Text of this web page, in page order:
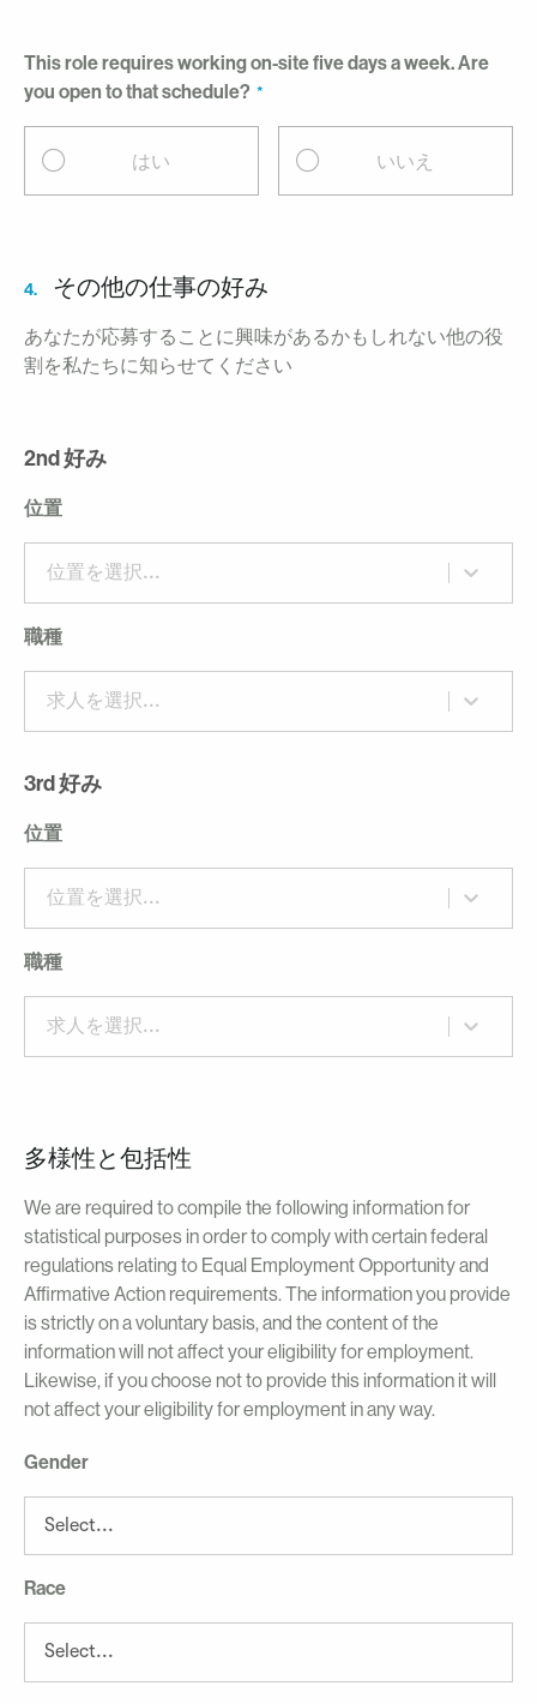
This role requires working on-site five days a week. Are
you open to that schedule?
はい いいえ
4. その他の仕事の好み
あなたが応募することに興味があるかもしれない他の役
割を私たちに知らせてください
2nd 好み
位置
位置を選択...
職種
求人を選択...
3rd 好み
位置
位置を選択...
職種
求人を選択...
多様性と包括性
We are required to compile the following information for
statistical purposes in order to comply with certain federal
regulations relating to Equal Employment Opportunity and
Affirmative Action requirements. The information you provide
is strictly on a voluntary basis, and the content of the
information will not affect your eligibility for employment.
Likewise, if you choose not to provide this information it will
not affect your eligibility for employment in any way.
Gender
Race